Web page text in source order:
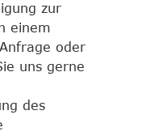
zur
einem
oder
uns gerne
des